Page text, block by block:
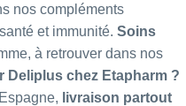
nos compléments
et immunité. Soins
à retrouver dans nos
Deliplus chez Etapharm ?
livraison partout